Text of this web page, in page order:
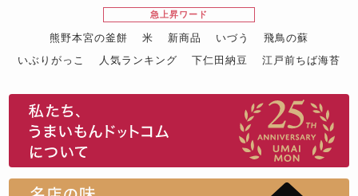
急上昇ワード
熊野本宮の釜餅 米 新商品 いづう
飛鳥の蘇
いぶりがっこ
人気ランキング 下仁田納豆
江戸前ちば海苔